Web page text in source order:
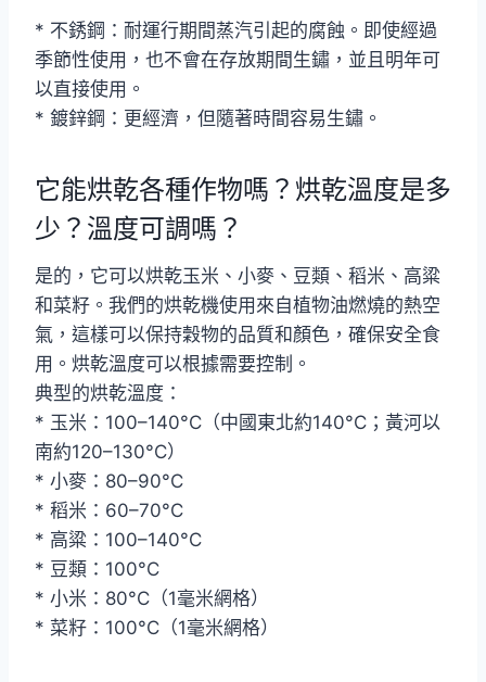
* 不銹鋼：耐運行期間蒸汽引起的腐蝕。即使經過
季節性使用，也不會在存放期間生鏽，並且明年可
以直接使用。
* 鍍鋅鋼：更經濟，但隨著時間容易生鏽。
它能烘乾各種作物嗎？烘乾溫度是多
少？溫度可調嗎？
是的，它可以烘乾玉米、小麥、豆類、稻米、高粱
和菜籽。我們的烘乾機使用來自植物油燃燒的熱空
氣，這樣可以保持穀物的品質和顏色，確保安全食
用。烘乾溫度可以根據需要控制。
典型的烘乾溫度：
* 玉米：100–140°C（中國東北約140°C；黃河以
南約120–130°C）
* 小麥：80–90°C
* 稻米：60–70°C
* 高粱：100–140°C
* 豆類：100°C
* 小米：80°C（1毫米網格）
* 菜籽：100°C（1毫米網格）